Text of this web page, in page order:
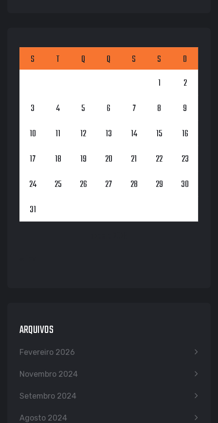
S T Q Q S S
D
1
2
3
4 5 6 7 8
9
10
11 12 13 14 15
16
17
18 19 20 21 22
23
24
25 26 27 28 29
30
31
ARQUIVOS
Fevereiro 2026
Novembro 2024
Setembro 2024
Agosto 2024